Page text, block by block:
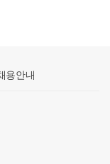
전주택과 신규
추징당한 경
상황과 같이
신규주택으
2주택 비과
취득일이 2
는다면 매매
상담 및 용역-
이상 세금 환
1위 (약 3,100
제1항 요건을
득(자기가 건
1. 사실관
(다가구)취득
2년 이상 거
용안내